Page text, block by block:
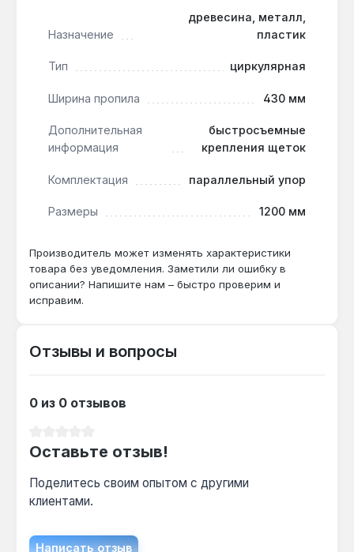
при использовании соответствующего диска.
Как часто нужно менять щётки?
Быстросъёмные крепления щёток позволяют
корпуса — рекомендуется проверять
каждые 50 часов работы.
Назначение
древесина, металл,
пластик
Тип циркулярная
Ширина пропила 430 мм
Дополнительная
информация
быстросъемные
крепления щеток
Комплектация параллельный упор
Размеры 1200 мм
Производитель может изменять характеристики
товара без уведомления. Заметили ли ошибку в
описании? Напишите нам – быстро проверим и
исправим.
Отзывы и вопросы
0 из 0 отзывов
Оставьте отзыв!
Поделитесь своим опытом с другими
клиентами.
Написать отзыв